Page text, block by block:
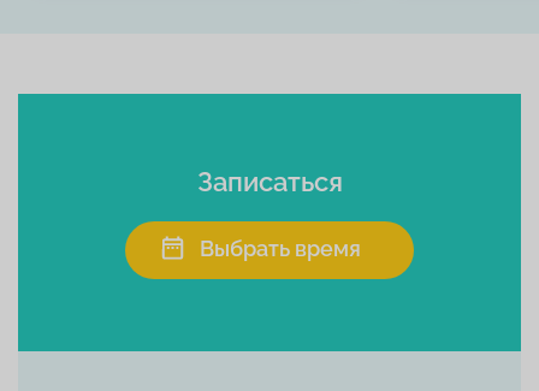
Записаться
Выбрать время